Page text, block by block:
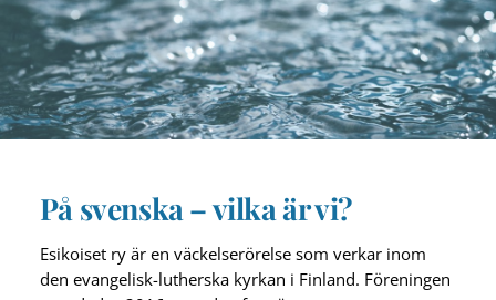
På svenska – vilka är vi?
Esikoiset ry är en väckelserörelse som verkar inom
den evangelisk-lutherska kyrkan i Finland. Föreningen